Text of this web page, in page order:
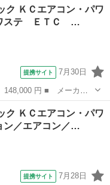
ミッション： MT...
ク ＫＣエアコン・パワ
ステ ＥＴＣ …
提携サイト 7月30日
ク ■ グレード名： Ｋ
ＥＴＣ パートタイム
ク ＫＣエアコン・パワ
／エアコン／…
提携サイト 7月28日